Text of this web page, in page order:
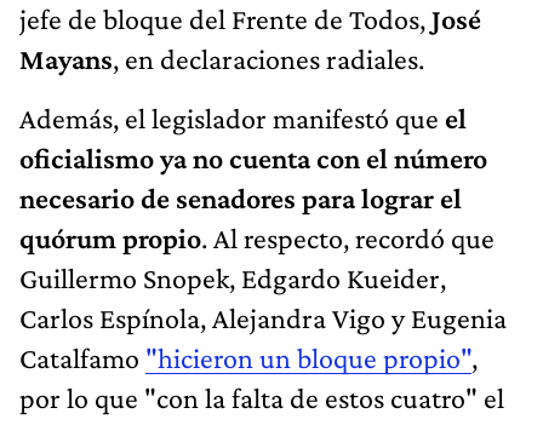
jefe de bloque del Frente de Todos,José
Mayans, en declaraciones radiales.
Además, el legislador manifestó que el
oficialismo ya no cuenta con el número
necesario de senadores para lograr el
quórum propio. Al respecto, recordó que
Guillermo Snopek, Edgardo Kueider,
Carlos Espínola, Alejandra Vigo y Eugenia
Catalfamo "hicieron un bloque propio",
por lo que "con la falta de estos cuatro" el